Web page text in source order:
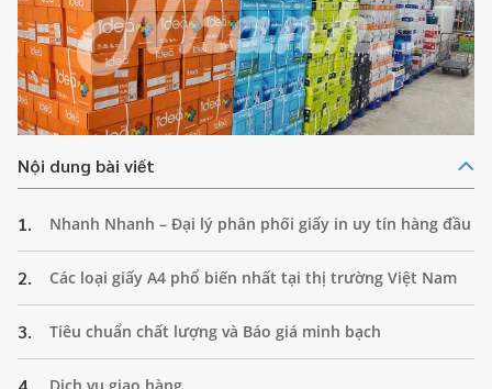
Nội dung bài viết
1. Nhanh Nhanh – Đại lý phân phối giấy in uy tín hàng đầu
2. Các loại giấy A4 phổ biến nhất tại thị trường Việt Nam
3. Tiêu chuẩn chất lượng và Báo giá minh bạch